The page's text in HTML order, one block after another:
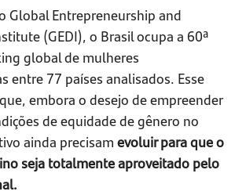
Global Entrepreneurship and
(GEDI), o Brasil ocupa a 60ª
global de mulheres
entre 77 países analisados. Esse
embora o desejo de empreender
de equidade de gênero no
ainda precisam evoluir para que o
seja totalmente aproveitado pelo